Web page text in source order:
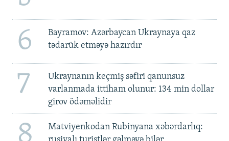
6
Bayramov: Azərbaycan Ukraynaya qaz
tədarük etməyə hazırdır
7
Ukraynanın keçmiş səfiri qanunsuz
varlanmada ittiham olunur: 134 min dollar
girov ödəməlidir
Matviyenkodan Rubinyana xəbərdarlıq: